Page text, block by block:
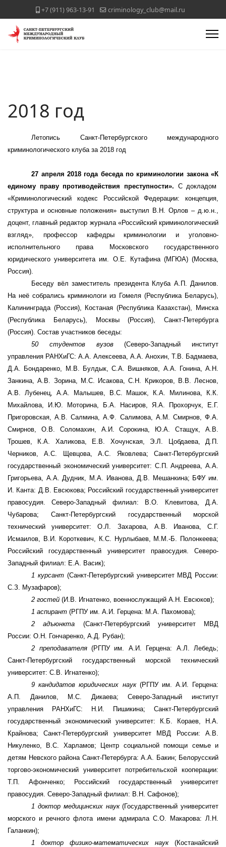
+7 (911) 963-13-91 criminology_club@mail.ru
2018 год
Летопись Санкт-Петербургского международного
криминологического клуба за 2018 год
27 апреля 2018 года беседа по криминологии закона «К
единому праву противодействия преступности». С докладом
«Криминологический кодекс Российской Федерации: концепция,
структура и основные положения» выступил В.Н. Орлов – д.ю.н.,
доцент,главный редактор журнала «Российский криминологический
взгляд», профессор кафедры криминологии и уголовно-
исполнительного права Московского государственного
юридического университета им. О.Е. Кутафина (МГЮА) (Москва,
Россия).
Беседу вёл заместитель президента Клуба А.П. Данилов.
На неё собрались криминологи из Гомеля (Республика Беларусь),
Калининграда (Россия), Костаная (Республика Казахстан), Минска
(Республика Беларусь), Москвы (Россия), Санкт-Петербурга
(Россия). Состав участников беседы:
50 студентов вузов(Северо-Западный институт
управления РАНХиГС: А.А. Алексеева, А.А. Анохин, Т.В. Бадмаева,
Д.А. Бондаренко, М.В. Булдык, С.А. Вишняков, А.А. Гонина, А.Н.
Занкина, А.В. Зорина, М.С. Исакова, С.Н. Крикоров, В.В. Леснов,
А.В. Лубенец, А.А. Малышев, В.С. Машок, К.А. Милинова, К.К.
Михайлова, И.Ю. Моторина, Б.А. Насиров, Я.А. Прохорчук, Е.Г.
Пригоровская, А.В. Салмина, А.Ф. Салимова, А.М. Смирнов, Ф.А.
Смирнов, О.В. Соломахин, А.И. Сорокина, Ю.А. Стащук, А.В.
Трошев, К.А. Халикова, Е.В. Хочунская, Э.Л. Цобдаева, Д.П.
Черников, А.С. Щевцова, А.С. Яковлева; Санкт-Петербургский
государственный экономический университет: С.П. Андреева, А.А.
Григорьева, А.А. Дудник, М.А. Иванова, Д.В. Мешанкина; БФУ им.
И. Канта: Д.В. Евсюкова; Российский государственный университет
правосудия. Северо-Западный филиал: В.О. Клевитова, Д.А.
Чубарова;Санкт-Петербургский государственный морской
технический университет: О.Л. Захарова, А.В. Иванова, С.Г.
Исмаилов, В.И. Короткевич, К.С. Нурлыбаев, М.М.-Б. Полонкеева;
Российский государственный университет правосудия. Северо-
Западный филиал: Е.А. Васик);
1 курсант (Санкт-Петербургский университет МВД России:
С.З. Музафаров);
2 гостей(И.В. Игнатенко, военнослужащий А.Н. Евсюков);
1 аспирант(РГПУ им. А.И. Герцена: М.А. Пахомова);
2 адъюнкта (Санкт-Петербургский университет МВД
России: О.Н. Гончаренко, А.Д. Рубан);
2 преподавателя(РГПУ им. А.И. Герцена: А.Л. Лебедь;
Санкт-Петербургский государственный морской технический
университет: С.В. Игнатенко);
9 кандидатов юридических наук (РГПУ им. А.И. Герцена:
А.П. Данилов, М.С. Дикаева; Северо-Западный институт
управления РАНХиГС: Н.И. Пишикина; Санкт-Петербургский
государственный экономический университет: К.Б. Кораев, Н.А.
Крайнова; Санкт-Петербургский университет МВД России: А.В.
Никуленко, В.С. Харламов;
Центр социальной помощи семье и
детям Невского района Санкт-Петербурга: А.А. Бакин; Белорусский
торгово-экономический университет потребительской кооперации:
Т.П. Афонченко;
Российский государственный университет
правосудия. Северо-Западный филиал: В.Н. Сафонов);
1 доктор медицинских наук(Государственный университет
морского и речного флота имени адмирала С.О. Макарова: Л.Н.
Галанкин);
1доктор физико-математических наук(Костанайский